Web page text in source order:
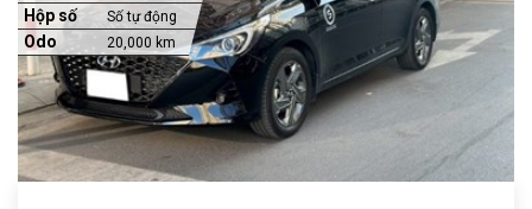
Hộp số Số tự động
Odo 20,000 km